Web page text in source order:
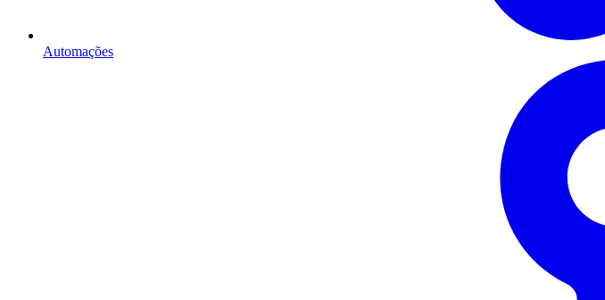
Automações